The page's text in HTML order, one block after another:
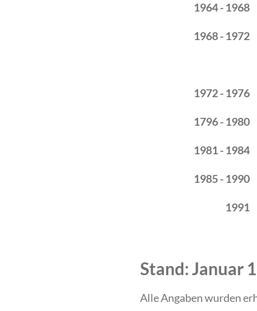
1964 - 1968
1968 - 1972
1972 - 1976
1796 - 1980
1981 - 1984
1985 - 1990
1991
Stand: Januar
Alle Angaben wurden